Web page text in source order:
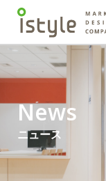
News
ニュース